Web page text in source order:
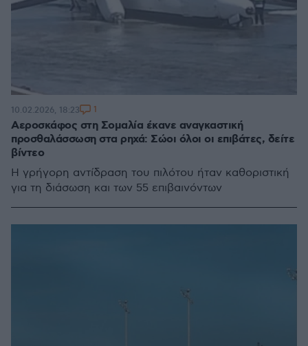
Αεροσκάφος στη Σομαλία έκανε αναγκαστική
προσθαλάσσωση στα ρηχά: Σώοι όλοι οι επιβάτες, δείτε
βίντεο
Η γρήγορη αντίδραση του πιλότου ήταν καθοριστική
για τη διάσωση και των 55 επιβαινόντων
10.02.2026, 18:23 1